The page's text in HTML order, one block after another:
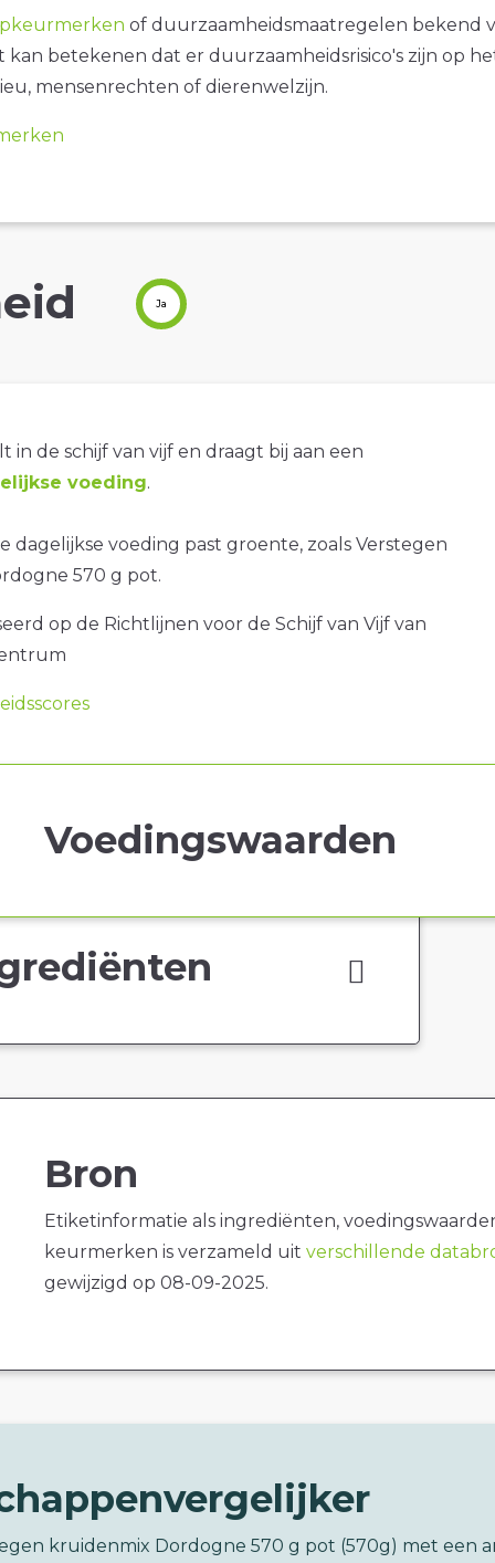
of duurzaamheidsmaatregelen bekend
kan betekenen dat er duurzaamheidsrisico's zijn op
mensenrechten of dierenwelzijn.
Ja
in de schijf van vijf en draagt bij aan een
voeding.
dagelijkse voeding past groente, zoals Verstegen
570 g pot.
op de Richtlijnen voor de Schijf van Vijf van
Voedingswaarden
Bron
Etiketinformatie als ingrediënten,
keurmerken is verzameld uit verschillende
gewijzigd op 08-09-2025.
kruidenmix Dordogne 570 g pot (570g) met een